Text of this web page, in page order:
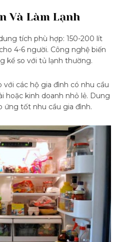
Và Làm Lạnh
tích phù hợp: 150-200 lít
4-6 người. Công nghệ biến
kể so với tủ lạnh thường.
các hộ gia đình có nhu cầu
hoặc kinh doanh nhỏ lẻ. Dung
ứng tốt nhu cầu gia đình.